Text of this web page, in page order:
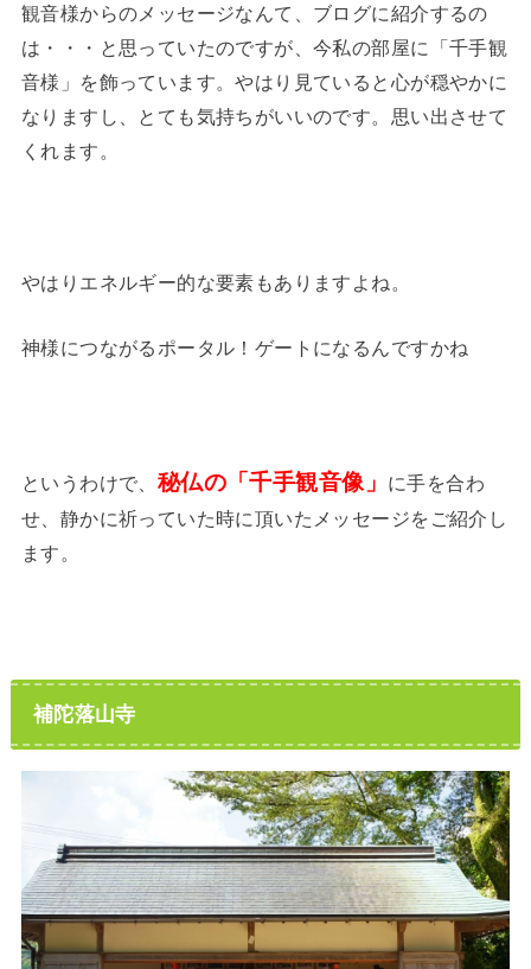
観音様からのメッセージなんて、ブログに紹介するの
は・・・と思っていたのですが、今私の部屋に「千手観
音様」を飾っています。やはり見ていると心が穏やかに
なりますし、とても気持ちがいいのです。思い出させて
くれます。
やはりエネルギー的な要素もありますよね。
神様につながるポータル！ゲートになるんですかね
というわけで、 秘仏の「千手観音像」
に手を合わ
せ、静かに祈っていた時に頂いたメッセージをご紹介し
ます。
補陀落山寺